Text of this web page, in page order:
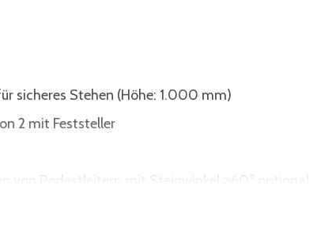
sicheres Stehen (Höhe: 1.000 mm)
2 mit Feststeller
von Podestleitern mit Steigwinkel ≥60° optional
erhältlich